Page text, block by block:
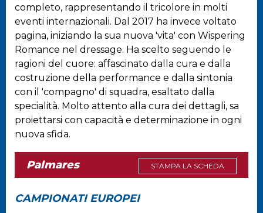
completo, rappresentando il tricolore in molti
eventi internazionali. Dal 2017 ha invece voltato
pagina, iniziando la sua nuova 'vita' con Wispering
Romance nel dressage. Ha scelto seguendo le
ragioni del cuore: affascinato dalla cura e dalla
costruzione della performance e dalla sintonia
con il 'compagno' di squadra, esaltato dalla
specialità. Molto attento alla cura dei dettagli, sa
proiettarsi con capacità e determinazione in ogni
nuova sfida.
Palmares STAMPA LA SCHEDA
CAMPIONATI EUROPEI